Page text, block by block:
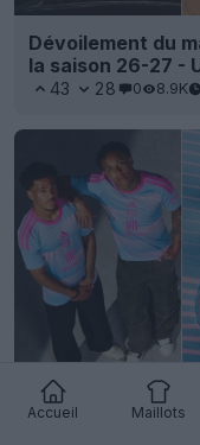
Accueil Maillots
Dévoilement du
la saison 26-27 -
43 28 0 8.9K
Dévoilement du